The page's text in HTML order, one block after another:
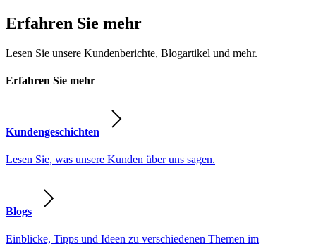
Erfahren Sie mehr
Lesen Sie unsere Kundenberichte, Blogartikel und mehr.
Erfahren Sie mehr
Kundengeschichten
Lesen Sie, was unsere Kunden über uns sagen.
Blogs
Einblicke, Tipps und Ideen zu verschiedenen Themen im